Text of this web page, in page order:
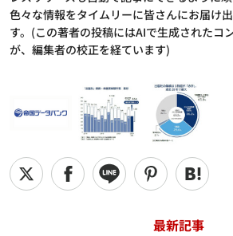
色々な情報をタイムリーに皆さんにお届け
す。(この著者の投稿にはAIで生成されたコ
が、編集者の校正を経ています)
最新記事